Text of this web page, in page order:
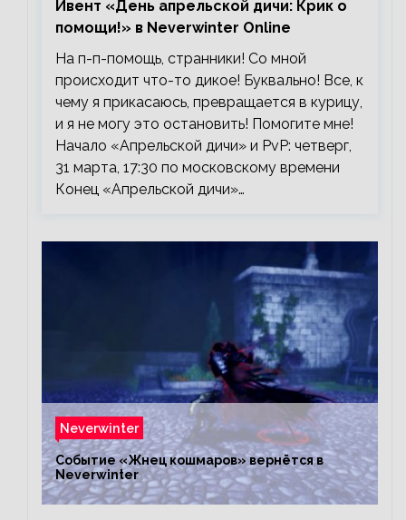
Ивент «День апрельской дичи: Крик о
помощи!» в Neverwinter Online
На п-п-помощь, странники! Со мной
происходит что-то дикое! Буквально! Все, к
чему я прикасаюсь, превращается в курицу,
и я не могу это остановить! Помогите мне!
Начало «Апрельской дичи» и PvP: четверг,
31 марта, 17:30 по московскому времени
Конец «Апрельской дичи»…
Neverwinter
Событие «Жнец кошмаров» вернётся в
Neverwinter